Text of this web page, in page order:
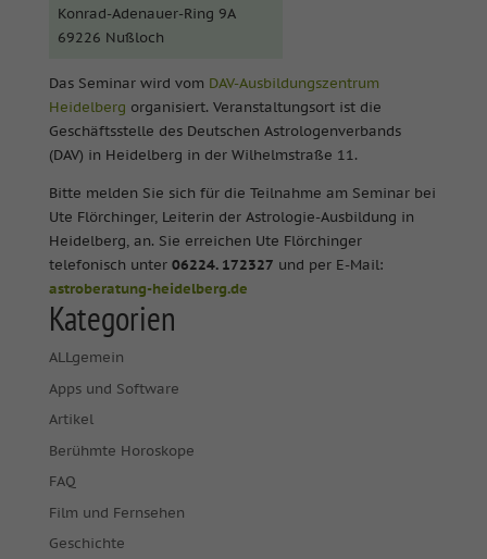
Konrad-Adenauer-Ring 9A
69226 Nußloch
Das Seminar wird vom DAV-Ausbildungszentrum
Heidelberg organisiert. Veranstaltungsort ist die
Geschäftsstelle des Deutschen Astrologenverbands
(DAV) in Heidelberg in der Wilhelmstraße 11.
Bitte melden Sie sich für die Teilnahme am Seminar bei
Ute Flörchinger, Leiterin der Astrologie-Ausbildung in
Heidelberg, an. Sie erreichen Ute Flörchinger
telefonisch unter 06224. 172327 und per E-Mail:
astroberatung-heidelberg.de
Kategorien
ALLgemein
Apps und Software
Artikel
Berühmte Horoskope
FAQ
Film und Fernsehen
Geschichte